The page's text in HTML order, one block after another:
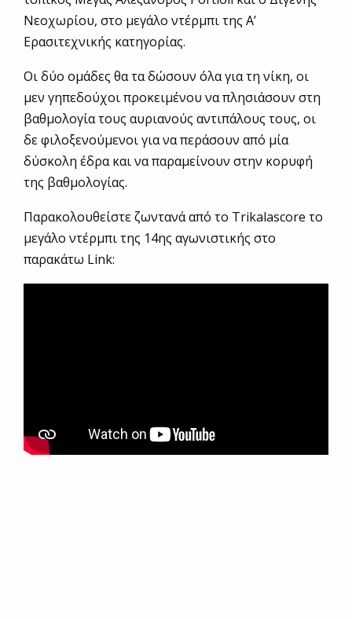
Νεοχωρίου, στο μεγάλο ντέρμπι της Α’
Ερασιτεχνικής κατηγορίας.
Οι δύο ομάδες θα τα δώσουν όλα για τη νίκη, οι
μεν γηπεδούχοι προκειμένου να πλησιάσουν στη
βαθμολογία τους αυριανούς αντιπάλους τους, οι
δε φιλοξενούμενοι για να περάσουν από μία
δύσκολη έδρα και να παραμείνουν στην κορυφή
της βαθμολογίας.
Παρακολουθείστε ζωντανά από το Trikalascore το
μεγάλο ντέρμπι της 14ης αγωνιστικής στο
παρακάτω Link: